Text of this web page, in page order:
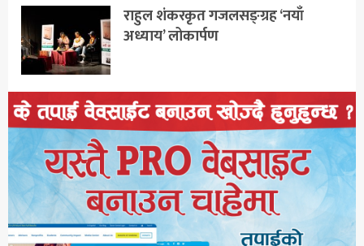
राहुल शंकरकृत गजलसङ्ग्रह ‘नयाँ
अध्याय’ लोकार्पण